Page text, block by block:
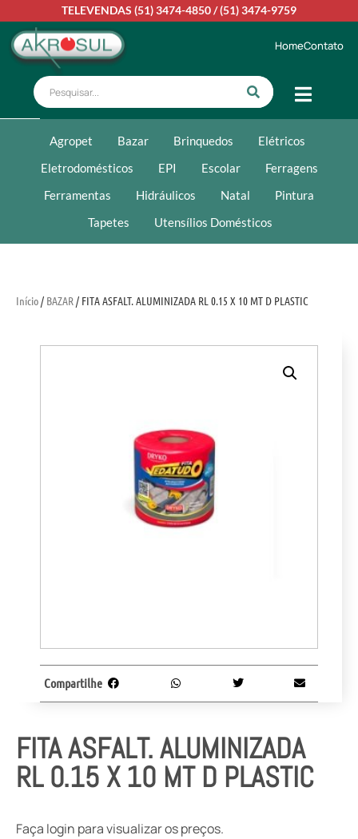
TELEVENDAS (51) 3474-4850/(51) 3474-9759
HomeContato
Agropet Bazar Brinquedos
Elétricos
Eletrodomésticos
EPI Escolar
Ferragens
Ferramentas
Hidráulicos Natal
Pintura
Tapetes
Utensílios Domésticos
Início/ BAZAR/ FITA ASFALT. ALUMINIZADA RL 0.15 X 10 MT D PLASTIC
FITA ASFALT. ALUMINIZADA
RL 0.15 X 10 MT D PLASTIC
Faça login para visualizar os preços.
Compartilhe